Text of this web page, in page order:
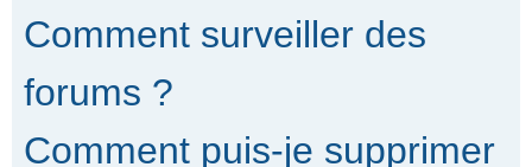
Comment surveiller des
forums ?
Comment puis-je supprimer